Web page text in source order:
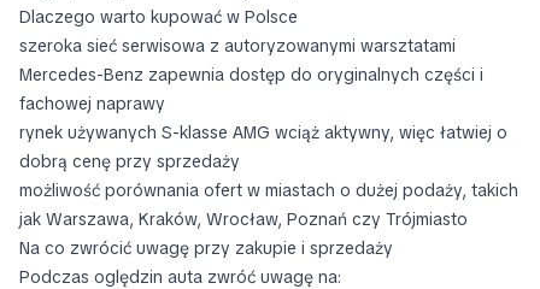
Dlaczego warto kupować w Polsce
szeroka sieć serwisowa z autoryzowanymi warsztatami
Mercedes-Benz zapewnia dostęp do oryginalnych części i
fachowej naprawy
rynek używanych S-klasse AMG wciąż aktywny, więc łatwiej o
dobrą cenę przy sprzedaży
możliwość porównania ofert w miastach o dużej podaży, takich
jak Warszawa, Kraków, Wrocław, Poznań czy Trójmiasto
Na co zwrócić uwagę przy zakupie i sprzedaży
Podczas oględzin auta zwróć uwagę na: